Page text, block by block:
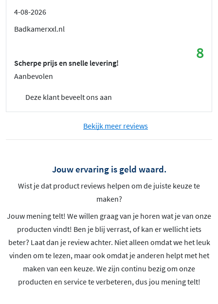
4-08-2026
Badkamerxxl.nl
8
Scherpe prijs en snelle levering!
Aanbevolen
Deze klant beveelt ons aan
Bekijk meer reviews
Jouw ervaring is geld waard.
Wist je dat product reviews helpen om de juiste keuze te
maken?
Jouw mening telt! We willen graag van je horen wat je van onze
producten vindt! Ben je blij verrast, of kan er wellicht iets
beter? Laat dan je review achter. Niet alleen omdat we het leuk
vinden om te lezen, maar ook omdat je anderen helpt met het
maken van een keuze. We zijn continu bezig om onze
producten en service te verbeteren, dus jou mening telt!